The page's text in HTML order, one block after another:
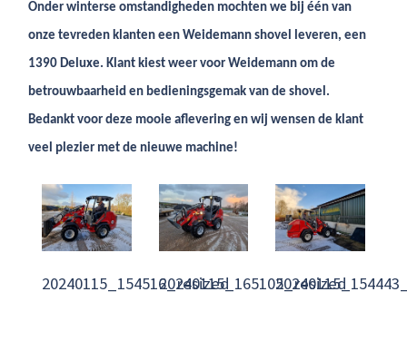
Onder winterse omstandigheden mochten we bij één van
onze tevreden klanten een Weidemann shovel leveren, een
1390 Deluxe. Klant kiest weer voor Weidemann om de
betrouwbaarheid en bedieningsgemak van de shovel.
Bedankt voor deze mooie aflevering en wij wensen de klant
veel plezier met de nieuwe machine!
20240115_154516_resized20240115_165105_resized